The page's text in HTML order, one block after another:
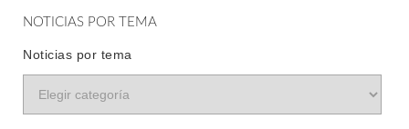
NOTICIAS POR TEMA
Noticias por tema